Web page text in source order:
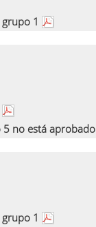
1
5 no está aprobado
1